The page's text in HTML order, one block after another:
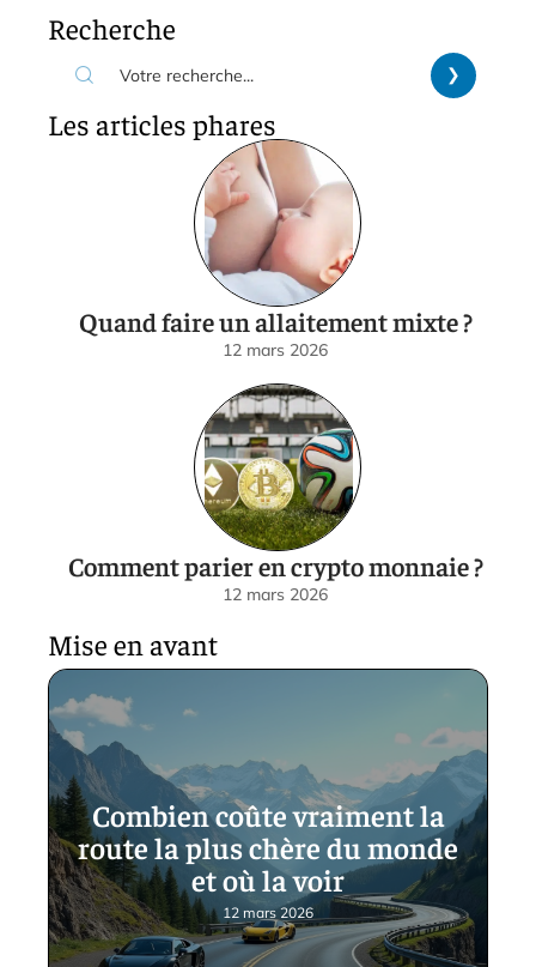
Recherche
Les articles phares
Quand faire un allaitement mixte ?
12 mars 2026
Comment parier en crypto monnaie ?
12 mars 2026
Mise en avant
Combien coûte vraiment la
route la plus chère du monde
et où la voir
12 mars 2026